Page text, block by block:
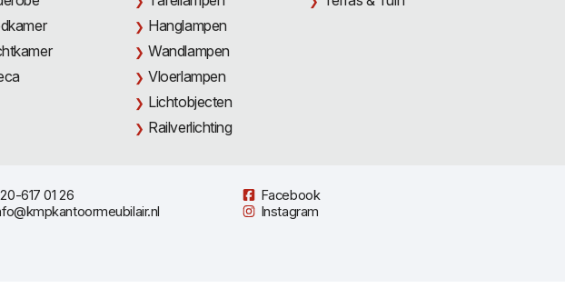
Hanglampen
Wandlampen
Vloerlampen
Lichtobjecten
Railverlichting
617 01 26
Facebook
Instagram